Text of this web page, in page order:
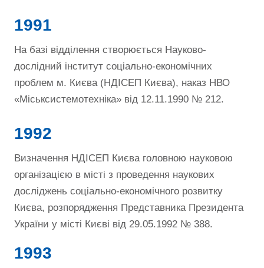
1991
На базі відділення створюється Науково-
дослідний інститут соціально-економічних
проблем м. Києва (НДІСЕП Києва), наказ НВО
«Міськсистемотехніка» від 12.11.1990 № 212.
1992
Визначення НДІСЕП Києва головною науковою
організацією в місті з проведення наукових
досліджень соціально-економічного розвитку
Києва, розпорядження Представника Президента
України у місті Києві від 29.05.1992 № 388.
1993